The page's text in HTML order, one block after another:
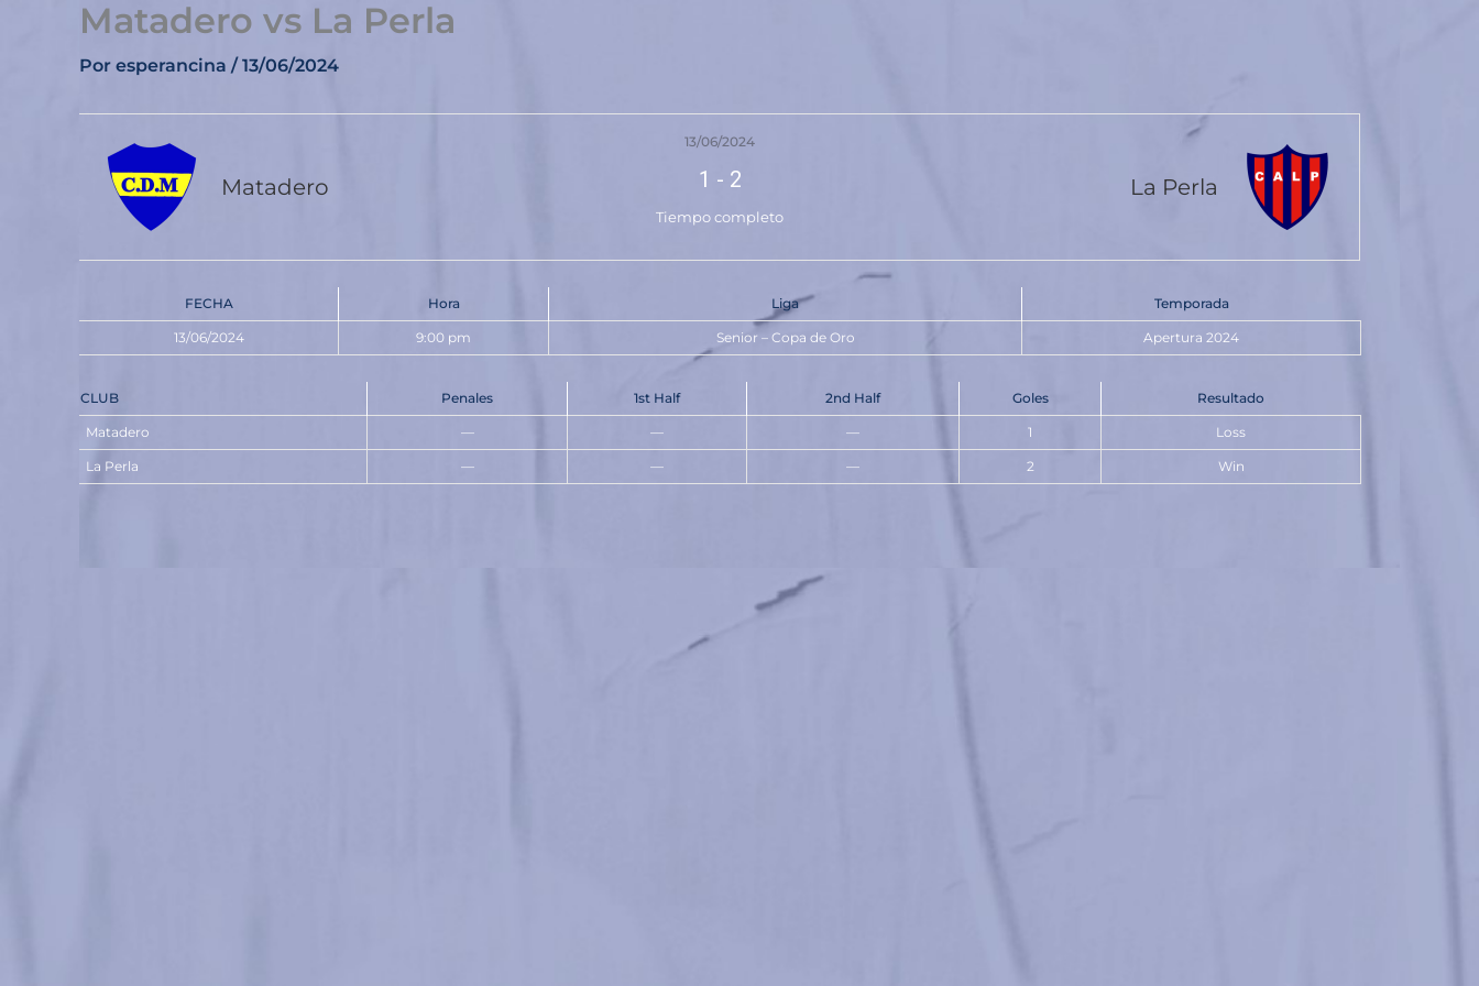
contenido
Matadero vs La Perla
Por esperancina /13/06/2024
Matadero La Perla
13/06/2024
1 - 2
Tiempo completo
FECHA Hora Liga Temporada
13/06/2024 9:00 pm Senior – Copa de Oro Apertura 2024
CLUB Penales 1st Half 2nd Half Goles Resultado
Matadero — — — 1 Loss
La Perla — — — 2 Win